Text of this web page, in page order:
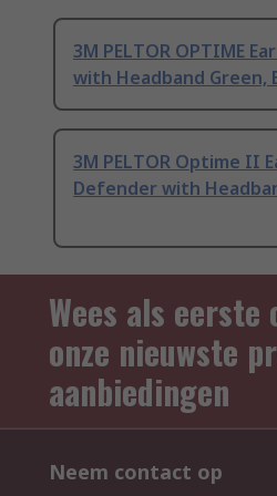
3M PELTOR OPTIME
with Headband Green,
3M PELTOR Optime II
Defender with
Wees als eerste
onze nieuwste
aanbiedingen
Neem contact op